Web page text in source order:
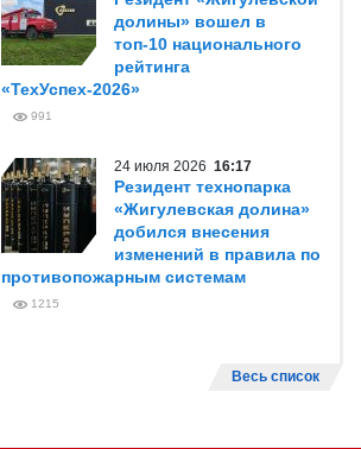
долины» вошел в
топ-10 национального
рейтинга
«ТехУспех-2026»
991
24 июля 2026 16:17
Резидент технопарка
«Жигулевская долина»
добился внесения
изменений в правила по
противопожарным системам
1215
Весь список